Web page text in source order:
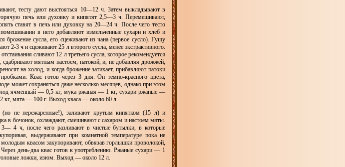
тесту дают выстояться 10—12 ч. Затем выкладывают в
печь или духовку и кипятят 2,5—3 ч. Перемешивают,
ставят в печь или духовку на 20—24 ч. После чего тесто
в него добавляют измельченные сухари и хлеб и
брожение сусла, его сцеживают из чана (первое сусло). Гущу
2-3 ч и сцеживают 25 л второго сусла, менее экстрактивного.
сливают 12 л третьего сусла, которое рекомендуется
мятным настоем, патокой, и, не добавляя дрожжей,
на холод, и когда брожение затихает, прибавляют патоки
Квас готов через 3 дня. Он темно-красного цвета,
может сохраняться даже несколько месяцев, однако при этом
ячменный — 0,5 кг, мука ржаная — 1 кг, сухари ржаные —
кг, мята — 100 г. Выход кваса — около 60 л.
не пережаренные!), заливают крутым кипятком (15 л) и
в бочонок, охлаждают, смешивают с сахаром и настоем мяты.
4 ч, после чего разливают в чистые бутылки, в которые
выдерживают при комнатной температуре пока не
квасом закупоривают, обвязав горлышки проволокой,
день-два квас готов к употреблению. Ржаные сухари — 1
ложки, изюм. Выход — около 12 л.